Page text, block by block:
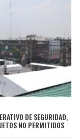
DE SEGURIDAD,
NO PERMITIDOS